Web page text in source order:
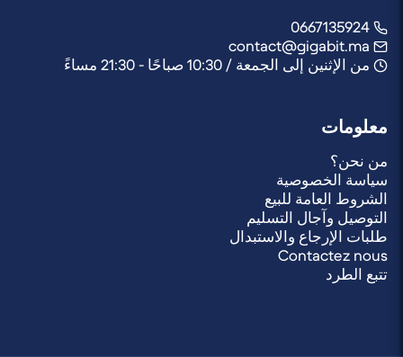
من الإثنين إلى الجمعة / 10:30 صباحًا - 21:30 مساءً
معلومات
من نحن؟
سياسة الخصوصية
الشروط العامة للبيع
التوصيل وآجال التسليم
طلبات الإرجاع والاستبدال
Contactez nous
تتبع الطرد